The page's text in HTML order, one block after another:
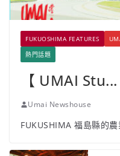
FUKUOSHIMA FEATURES
熱門話題
【 UMAI Stu...
Umai Newshouse
FUKUSHIMA 福島縣的